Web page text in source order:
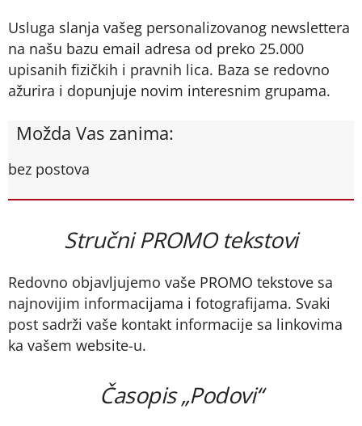
Usluga slanja vašeg personalizovanog newslettera
na našu bazu email adresa od preko 25.000
upisanih fizičkih i pravnih lica. Baza se redovno
ažurira i dopunjuje novim interesnim grupama.
Možda Vas zanima:
bez postova
Stručni PROMO tekstovi
Redovno objavljujemo vaše PROMO tekstove sa
najnovijim informacijama i fotografijama. Svaki
post sadrži vaše kontakt informacije sa linkovima
ka vašem website-u.
Časopis „Podovi“